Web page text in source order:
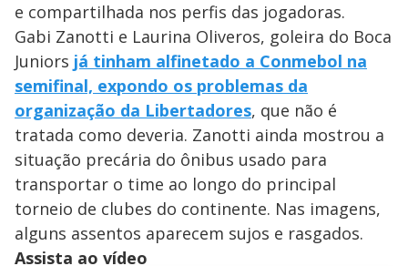
e compartilhada nos perfis das jogadoras.
Gabi Zanotti e Laurina Oliveros, goleira do Boca
Juniors já tinham alfinetado a Conmebol na
semifinal, expondo os problemas da
organização da Libertadores, que não é
tratada como deveria. Zanotti ainda mostrou a
situação precária do ônibus usado para
transportar o time ao longo do principal
torneio de clubes do continente. Nas imagens,
alguns assentos aparecem sujos e rasgados.
Assista ao vídeo